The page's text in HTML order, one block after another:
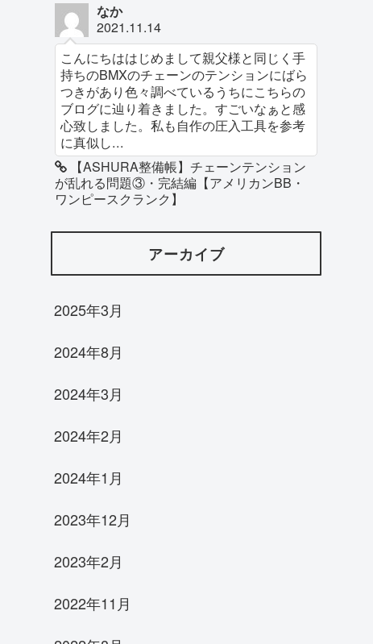
なか
2021.11.14
こんにちははじめまして親父様と同じく手
持ちのBMXのチェーンのテンションにばら
つきがあり色々調べているうちにこちらの
ブログに辿り着きました。すごいなぁと感
心致しました。私も自作の圧入工具を参考
に真似し...
【ASHURA整備帳】チェーンテンション
が乱れる問題③・完結編【アメリカンBB・
ワンピースクランク】
アーカイブ
2025年3月
2024年8月
2024年3月
2024年2月
2024年1月
2023年12月
2023年2月
2022年11月